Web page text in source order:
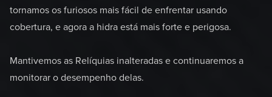
tornamos os furiosos mais fácil de enfrentar usando
cobertura, e agora a hidra está mais forte e perigosa.
Mantivemos as Relíquias inalteradas e continuaremos a
monitorar o desempenho delas.